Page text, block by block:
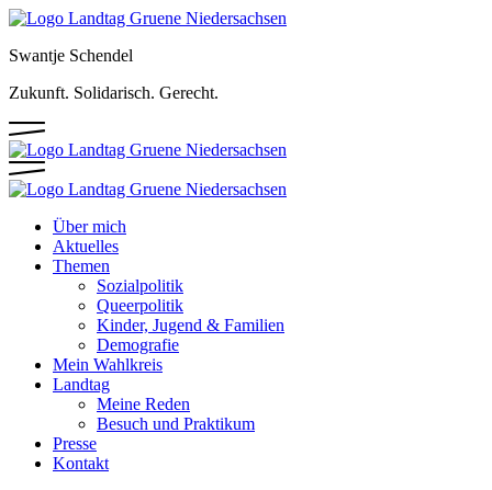
Swantje Schendel
Zukunft. Solidarisch. Gerecht.
Über mich
Aktuelles
Themen
Sozialpolitik
Queerpolitik
Kinder, Jugend & Familien
Demografie
Mein Wahlkreis
Landtag
Meine Reden
Besuch und Praktikum
Presse
Kontakt